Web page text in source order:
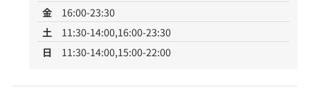
金
16:00-23:30
土
11:30-14:00,16:00-23:30
日
11:30-14:00,15:00-22:00